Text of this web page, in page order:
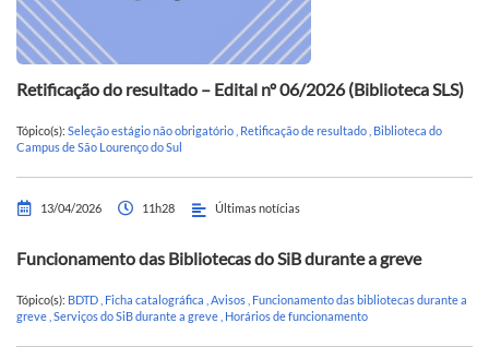
Retificação do resultado – Edital nº 06/2026 (Biblioteca SLS)
Tópico(s): Seleção estágio não obrigatório Retificação de resultado Biblioteca do
Campus de São Lourenço do Sul
13/04/2026 11h28 Últimas notícias
Funcionamento das Bibliotecas do SiB durante a greve
Tópico(s): BDTD Ficha catalográfica Avisos Funcionamento das bibliotecas durante a
greve Serviços do SiB durante a greve Horários de funcionamento